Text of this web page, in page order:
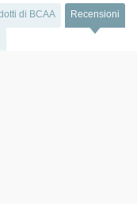
di BCAA Recensioni